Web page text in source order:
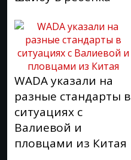
WADA указали на
разные стандарты в
ситуациях с
Валиевой и
пловцами из Китая